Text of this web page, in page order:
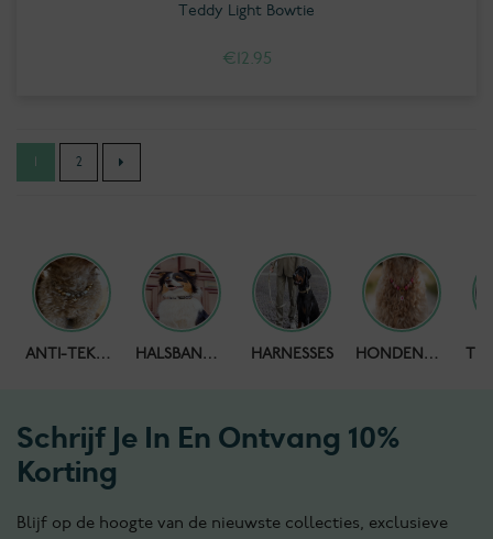
ANTI-TEKENBAND HALSBANDEN HARNESSES HONDENKETTING
Teddy Light Bowtie
€12.95
1 2
Schrijf Je In En Ontvang 10%
Korting
Blijf op de hoogte van de nieuwste collecties, exclusieve